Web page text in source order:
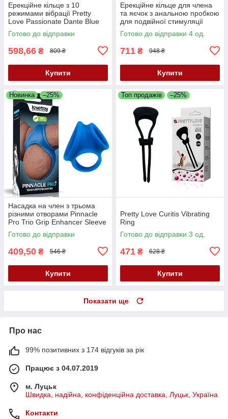
Ерекційне кільце з 10
режимами вібрації Pretty
Love Passionate Dante Blue
— потужна насолода в
обіймах «вухастого»!
Готово до відправки
598,66 ₴ 809 ₴
Купити
Ерекційне кільце для члена
та яєчок з анальною пробкою
для подвійної стимуляції
Black Velvets Ring & Plug
Готово до відправки 4 од.
711 ₴ 948 ₴
Купити
Новинка –25%
Насадка на член з трьома
різними отворами Pinnacle
Pro Trio Grip Enhancer Sleeve
Готово до відправки
409,50 ₴ 546 ₴
Купити
Топ продажів –25%
Pretty Love Curitis Vibrating
Ring
Готово до відправки 3 од.
471 ₴ 628 ₴
Купити
Показати ще
Про нас
99% позитивних з 174 відгуків за рік
Працює з 04.07.2019
м. Луцьк
Швидка, надійна, конфіденційна доставка, Луцьк, Україна
Контакти